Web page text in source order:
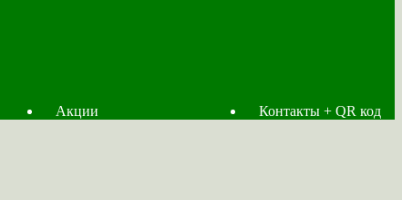
Акции
Контакты + QR код